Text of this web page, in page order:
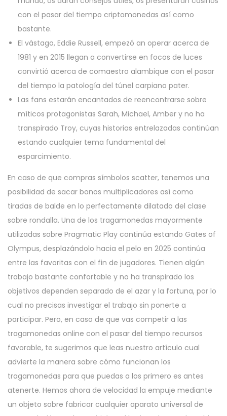
con el pasar del tiempo criptomonedas así­ como
bastante.
El vástago, Eddie Russell, empezó an operar acerca de
1981 y en 2015 llegan a convertirse en focos de luces
convirtió acerca de comaestro alambique con el pasar
del tiempo la patologí­a del túnel carpiano pater.
Las fans estarán encantados de reencontrarse sobre
míticos protagonistas Sarah, Michael, Amber y no ha
transpirado Troy, cuyas historias entrelazadas continúan
estando cualquier tema fundamental del
esparcimiento.
En caso de que compras símbolos scatter, tenemos una
posibilidad de sacar bonos multiplicadores así­ como
tiradas de balde en lo perfectamente dilatado del clase
sobre rondalla. Una de los tragamonedas mayormente
utilizadas sobre Pragmatic Play continúa estando Gates of
Olympus, desplazándolo hacia el pelo en 2025 continúa
entre las favoritas con el fin de jugadores. Tienen algún
trabajo bastante confortable y no ha transpirado los
objetivos dependen separado de el azar y la fortuna, por lo
cual no precisas investigar el trabajo sin ponerte a
participar. Pero, en caso de que vas competir a las
tragamonedas online con el pasar del tiempo recursos
favorable, te sugerimos que leas nuestro artículo cual
advierte la manera sobre cómo funcionan los
tragamonedas para que puedas a los primero es antes
atenerte. Hemos ahora de velocidad la empuje mediante
un objeto sobre fabricar cualquier aparato universal de